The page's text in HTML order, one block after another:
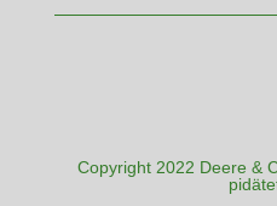
Copyright 2022 Deere &